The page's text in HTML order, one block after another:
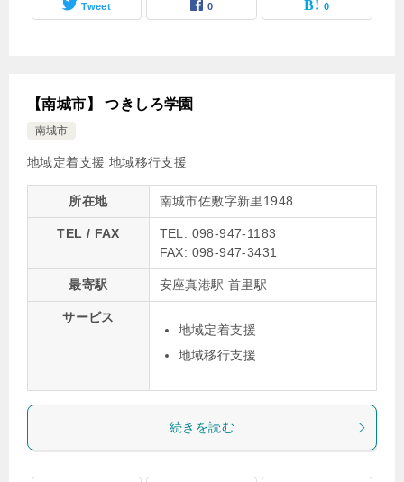
Tweet 0 0
【南城市】 つきしろ学園
南城市
地域定着支援 地域移行支援
所在地 南城市佐敷字新里1948
TEL / FAX
TEL: 098-947-1183
FAX: 098-947-3431
最寄駅 安座真港駅 首里駅
サービス
地域定着支援
地域移行支援
続きを読む